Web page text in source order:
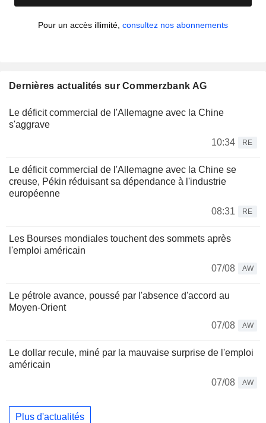
Pour un accès illimité, consultez nos abonnements
Dernières actualités sur Commerzbank AG
Le déficit commercial de l'Allemagne avec la Chine
s'aggrave
10:34
RE
Le déficit commercial de l'Allemagne avec la Chine se
creuse, Pékin réduisant sa dépendance à l'industrie
européenne
08:31
RE
Les Bourses mondiales touchent des sommets après
l'emploi américain
07/08
AW
Le pétrole avance, poussé par l'absence d'accord au
Moyen-Orient
07/08
AW
Le dollar recule, miné par la mauvaise surprise de l'emploi
américain
07/08
AW
Plus d'actualités